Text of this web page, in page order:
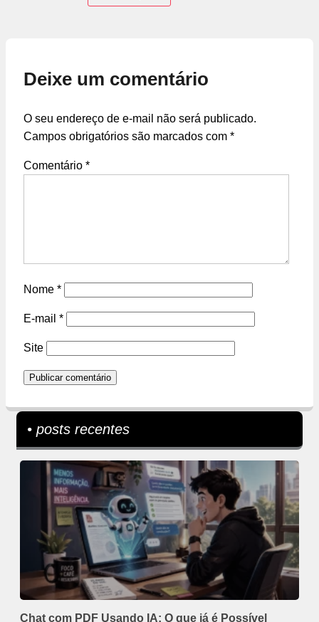
Deixe um comentário
O seu endereço de e-mail não será publicado.
Campos obrigatórios são marcados com *
Comentário *
Nome *
E-mail *
Site
• posts recentes
Chat com PDF Usando IA: O que já é Possível